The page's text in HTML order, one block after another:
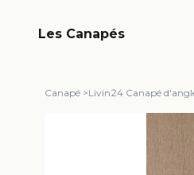
Les Canapés
Canapé >Livin24 Canapé